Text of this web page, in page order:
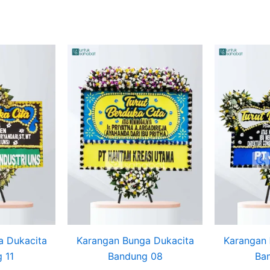
Dukacita
11
Karangan Bunga Dukacita
Bandung 08
was:
Rp950.000.Rp925.000.